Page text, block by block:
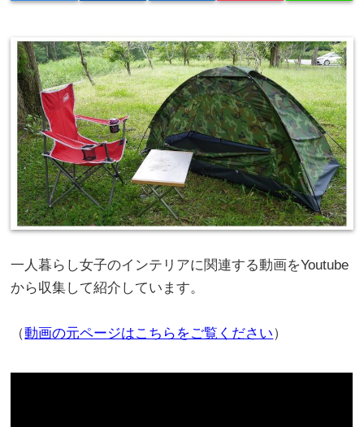
一人暮らし女子のインテリアに関連する動画をYoutube
から収集して紹介しています。
（動画の元ページはこちらをご覧ください）